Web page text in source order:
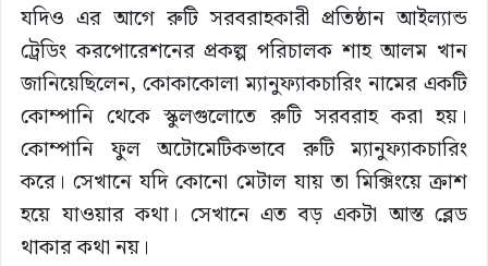
যদিও এর আগে রুটি সরবরাহকারী প্রতিষ্ঠান আইল্যান্ড
ট্রেডিং করপোরেশনের প্রকল্প পরিচালক শাহ আলম খান
জানিয়েছিলেন, কোকাকোলা ম্যানুফ্যাকচারিং নামের একটি
কোম্পানি থেকে স্কুলগুলোতে রুটি সরবরাহ করা হয়।
কোম্পানি ফুল অটোমেটিকভাবে রুটি ম্যানুফ্যাকচারিং
করে। সেখানে যদি কোনো মেটাল যায় তা মিক্সিংয়ে ক্রাশ
হয়ে যাওয়ার কথা। সেখানে এত বড় একটা আস্ত ব্লেড
থাকার কথা নয়।